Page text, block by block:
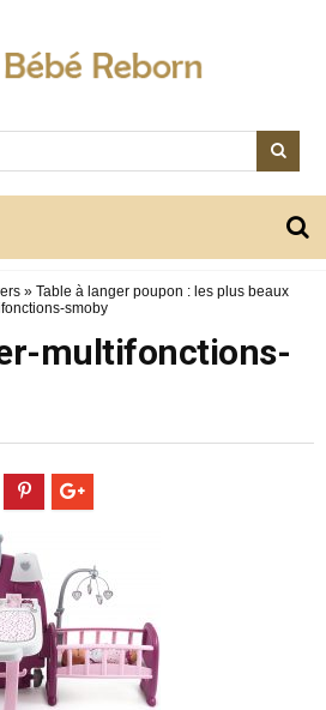
» Table à langer poupon : les plus beaux
smoby
multifonctions-